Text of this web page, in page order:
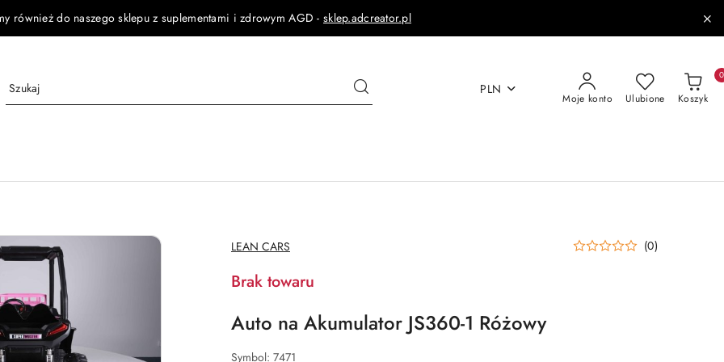
również do naszego sklepu z suplementami i zdrowym AGD - sklep.adcreator.pl
PLN
Moje konto Ulubione Koszyk
0
NAZWA
PRODUCENTA:
LEAN CARS (0)
Brak towaru
Auto na Akumulator JS360-1 Różowy
Symbol: 7471